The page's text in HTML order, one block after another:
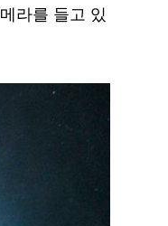
라를 들고 있